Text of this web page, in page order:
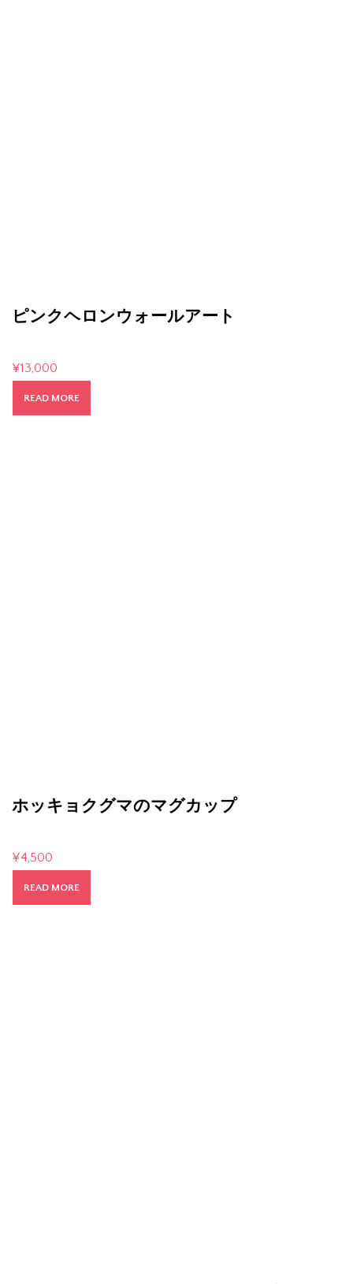
ピンクヘロンウォールアート
¥13,000
READ MORE
ホッキョクグマのマグカップ
¥4,500
READ MORE